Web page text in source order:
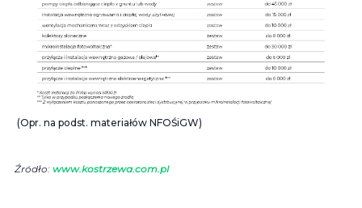
(Opr. na podst. materiałów NFOŚiGW)
Źródło: www.kostrzewa.com.pl